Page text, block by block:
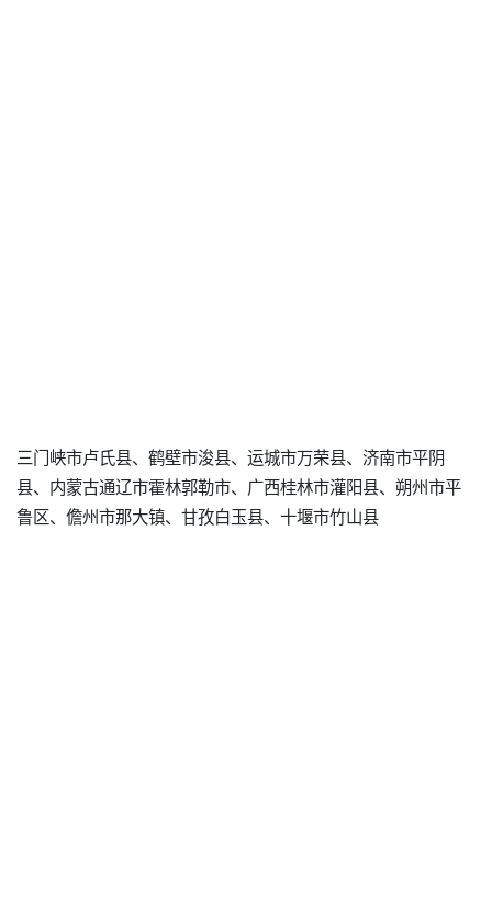
三门峡市卢氏县、鹤壁市浚县、运城市万荣县、济南市平阴
县、内蒙古通辽市霍林郭勒市、广西桂林市灌阳县、朔州市平
鲁区、儋州市那大镇、甘孜白玉县、十堰市竹山县